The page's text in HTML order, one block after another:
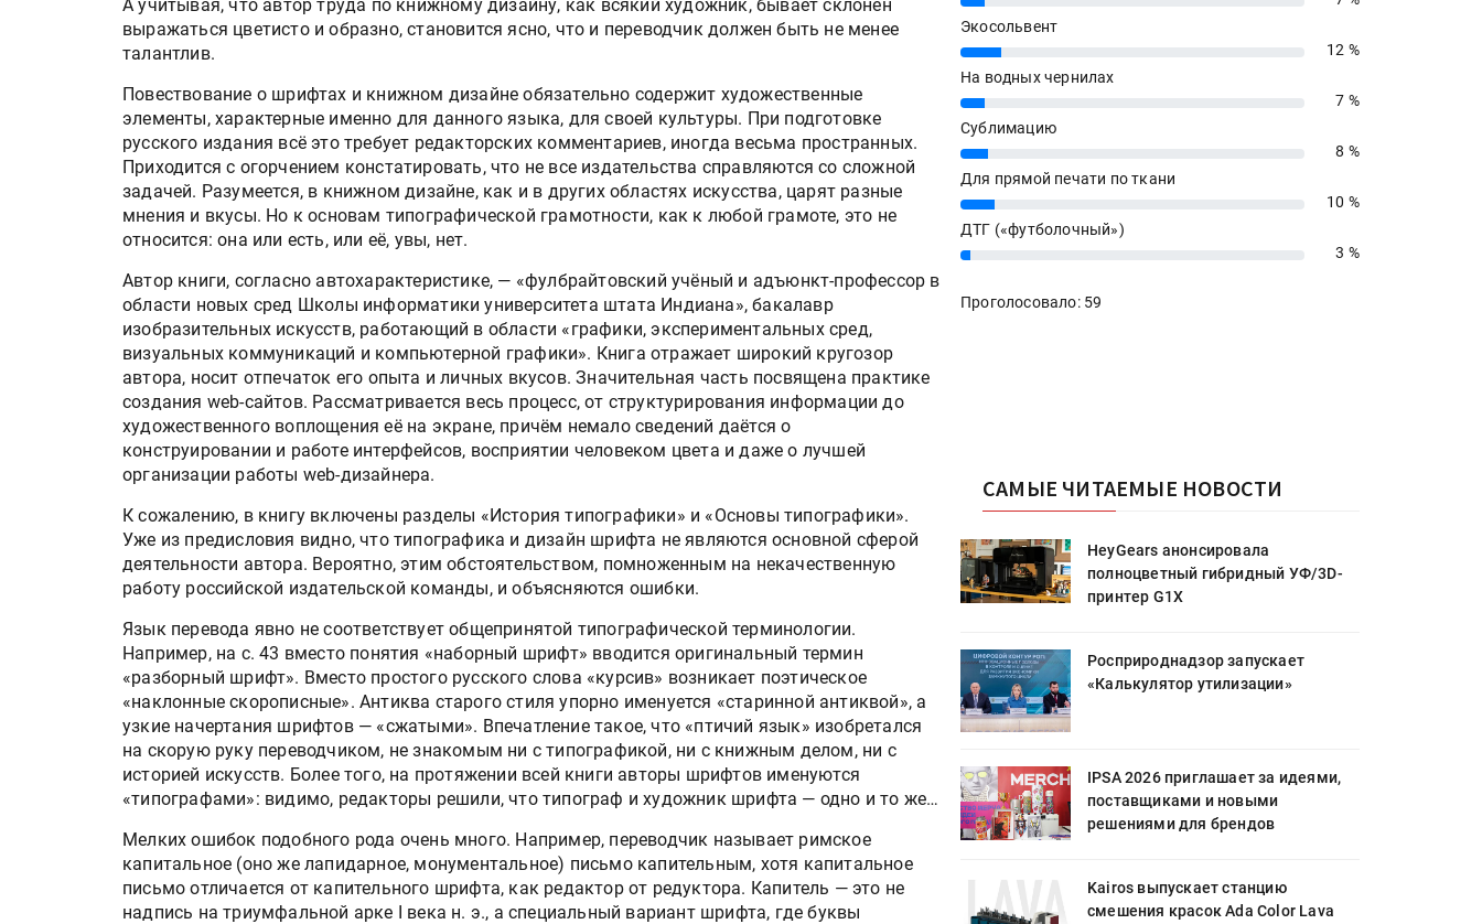
А учитывая, что автор труда по книжному дизайну, как всякий художник, бывает склонен
выражаться цветисто и образно, становится ясно, что и переводчик должен быть не менее
талантлив.
Повествование о шрифтах и книжном дизайне обязательно содержит художественные
элементы, характерные именно для данного языка, для своей культуры. При подготовке
русского издания всё это требует редакторских комментариев, иногда весьма пространных.
Приходится с огорчением констатировать, что не все издательства справляются со сложной
задачей. Разумеется, в книжном дизайне, как и в других областях искусства, царят разные
мнения и вкусы. Но к основам типографической грамотности, как к любой грамоте, это не
относится: она или есть, или её, увы, нет.
Автор книги, согласно автохарактеристике, — «фулбрайтовский учёный и адъюнкт-профессор в
области новых сред Школы информатики университета штата Индиана», бакалавр
изобразительных искусств, работающий в области «графики, экспериментальных сред,
визуальных коммуникаций и компьютерной графики». Книга отражает широкий кругозор
автора, носит отпечаток его опыта и личных вкусов. Значительная часть посвящена практике
создания web-сайтов. Рассматривается весь процесс, от структурирования информации до
художественного воплощения её на экране, причём немало сведений даётся о
конструировании и работе интерфейсов, восприятии человеком цвета и даже о лучшей
организации работы web-дизайнера.
К сожалению, в книгу включены разделы «История типографики» и «Основы типографики».
Уже из предисловия видно, что типографика и дизайн шрифта не являются основной сферой
деятельности автора. Вероятно, этим обстоятельством, помноженным на некачественную
работу российской издательской команды, и объясняются ошибки.
Язык перевода явно не соответствует общепринятой типографической терминологии.
Например, на с. 43 вместо понятия «наборный шрифт» вводится оригинальный термин
«разборный шрифт». Вместо простого русского слова «курсив» возникает поэтическое
«наклонные скорописные». Антиква старого стиля упорно именуется «старинной антиквой», а
узкие начертания шрифтов — «сжатыми». Впечатление такое, что «птичий язык» изобретался
на скорую руку переводчиком, не знакомым ни с типографикой, ни с книжным делом, ни с
историей искусств. Более того, на протяжении всей книги авторы шрифтов именуются
«типографами»: видимо, редакторы решили, что типограф и художник шрифта — одно и то же…
Мелких ошибок подобного рода очень много. Например, переводчик называет римское
капитальное (оно же лапидарное, монументальное) письмо капительным, хотя капитальное
письмо отличается от капительного шрифта, как редактор от редуктора. Капитель — это не
надпись на триумфальной арке I века н. э., а специальный вариант шрифта, где буквы
Экосольвент
12%
12 %
На водных чернилах
7%
7 %
Сублимацию
8%
8 %
Для прямой печати по ткани
10%
10 %
ДТГ («футболочный»)
3% 3 %
Проголосовало: 59
САМЫЕ ЧИТАЕМЫЕ НОВОСТИ
HeyGears анонсировала
полноцветный гибридный УФ/3D-
принтер G1X
Росприроднадзор запускает
«Калькулятор утилизации»
IPSA 2026 приглашает за идеями,
поставщиками и новыми
Kairos выпускает станцию
смешения красок Ada Color Lava
HeyGears анонсировала
полноцветный гибридный УФ/3D-
принтер G1X
Росприроднадзор запускает
«Калькулятор утилизации»
IPSA 2026 приглашает за идеями,
поставщиками и новыми
Kairos выпускает станцию
смешения красок Ada Color Lava
HeyGears анонсировала
полноцветный гибридный УФ/3D-
принтер G1X
Росприроднадзор запускает
«Калькулятор утилизации»
IPSA 2026 приглашает за идеями,
поставщиками и новыми
решениями для брендов
Kairos выпускает станцию
смешения красок Ada Color Lava